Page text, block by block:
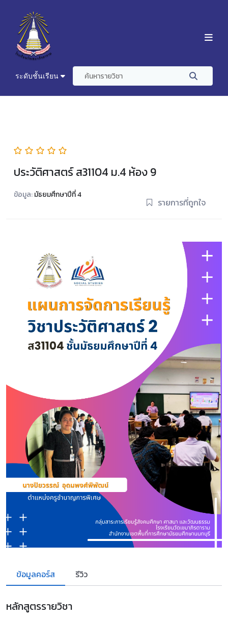
ระดับชั้นเรียน
ประวัติศาสตร์ ส31104 ม.4 ห้อง 9
ข้อมูล:มัธยมศึกษาปีที่ 4
รายการที่ถูกใจ
ข้อมูลคอร์ส รีวิว
หลักสูตรรายวิชา